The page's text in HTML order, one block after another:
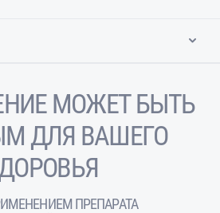
МОЖЕТ БЫТЬ
ДЛЯ ВАШЕГО
ПРЕПАРАТА